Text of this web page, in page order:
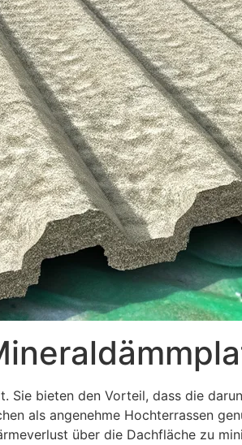
Sie bieten den Vorteil, dass die
als angenehme Hochterrassen
über die Dachfläche zu